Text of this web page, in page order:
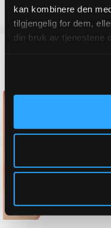
kan kombinere den
tilgjengelig for dem,
din bruk av tjenestene